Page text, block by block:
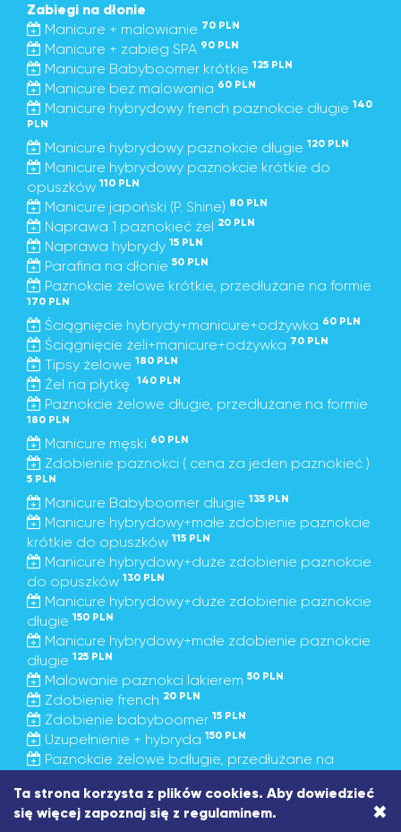
Zabiegi na dłonie
Manicure + malowianie 70 PLN
Manicure + zabieg SPA 90 PLN
Manicure Babyboomer krótkie 125 PLN
Manicure bez malowania 60 PLN
Manicure hybrydowy french paznokcie długie 140
PLN
Manicure hybrydowy paznokcie długie 120 PLN
Manicure hybrydowy paznokcie krótkie do
opuszków 110 PLN
Manicure japoński (P. Shine) 80 PLN
Naprawa 1 paznokieć żel 20 PLN
Naprawa hybrydy 15 PLN
Parafina na dłonie 50 PLN
Paznokcie żelowe krótkie, przedłużane na formie
170 PLN
Ściągnięcie hybrydy+manicure+odżywka 60 PLN
Ściągnięcie żeli+manicure+odżywka 70 PLN
Tipsy żelowe 180 PLN
Żel na płytkę 140 PLN
Paznokcie żelowe długie, przedłużane na formie
180 PLN
Manicure męski 60 PLN
Zdobienie paznokci ( cena za jeden paznokieć )
5 PLN
Manicure Babyboomer długie 135 PLN
Manicure hybrydowy+małe zdobienie paznokcie
krótkie do opuszków 115 PLN
Manicure hybrydowy+duże zdobienie paznokcie
do opuszków 130 PLN
Manicure hybrydowy+duże zdobienie paznokcie
długie 150 PLN
Manicure hybrydowy+małe zdobienie paznokcie
długie 125 PLN
Malowanie paznokci lakierem 50 PLN
Zdobienie french 20 PLN
Zdobienie babyboomer 15 PLN
Uzupełnienie + hybryda 150 PLN
Paznokcie żelowe b.długie, przedłużane na
Ściągnięcie żeli nie wykonanych w salonie przed
założeniem nowych40 PLN
Ta strona korzysta z plików cookies. Aby dowiedzieć
się więcej zapoznaj się z regulaminem. ×